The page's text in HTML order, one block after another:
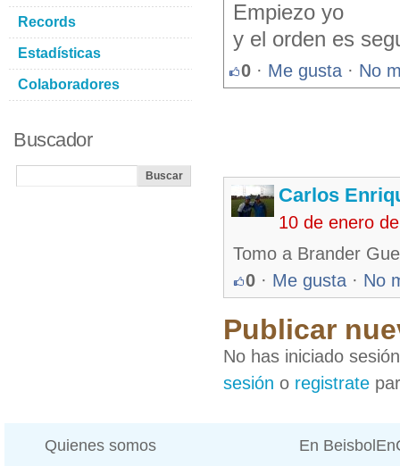
Empiezo yo
y el orden es
0 · Me gusta · No
Carlos
10 de enero
Tomo a Brander
0 · Me gusta · No
Publicar
No has iniciado
sesión o registrate
Records
Estadísticas
Colaboradores
Buscador
Quienes somos En